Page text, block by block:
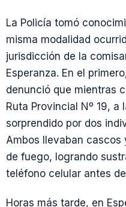
La Policía tomó
misma modalidad
jurisdicción de la
Esperanza. En el
denunció que mientras
Ruta Provincial Nº 19,
sorprendido por dos
Ambos llevaban cascos
de fuego, logrando
teléfono celular antes
Horas más tarde, en